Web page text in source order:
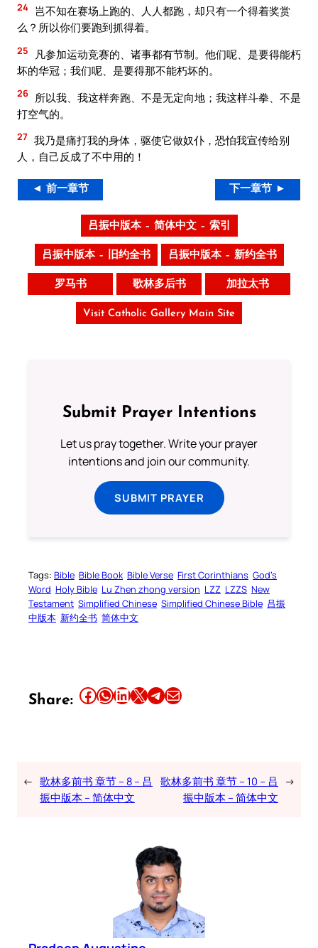
24 岂不知在赛场上跑的、人人都跑，却只有一个得着奖赏
么？所以你们要跑到抓得着。
25
凡参加运动竞赛的、诸事都有节制。他们呢、是要得能朽
坏的华冠；我们呢、是要得那不能朽坏的。
26
所以我、我这样奔跑、不是无定向地；我这样斗拳、不是
打空气的。
27 我乃是痛打我的身体，驱使它做奴仆，恐怕我宣传给别
人，自己反成了不中用的！
◄ 前一章节 下一章节 ►
吕振中版本 – 简体中文 – 索引
吕振中版本 – 旧约全书 吕振中版本 – 新约全书
罗马书 歌林多后书 加拉太书
Visit Catholic Gallery Main Site
Submit Prayer Intentions
Let us pray together. Write your prayer
intentions and join our community.
SUBMIT PRAYER
Tags: Bible Bible Book Bible Verse First Corinthians God’s
Word Holy Bible Lu Zhen zhong version LZZ LZZS New
Testament Simplified Chinese Simplified Chinese Bible 吕振
中版本 新约全书 简体中文
Share: Share this article on Facebook Share this article on WhatsApp Share this article on LinkedIn Share this article on X Share this article on TelegramEmail this Article
← 歌林多前书 章节 – 8 – 吕
振中版本 – 简体中文
歌林多前书 章节 – 10 – 吕
振中版本 – 简体中文
→